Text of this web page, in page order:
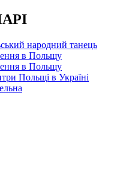
народний танець
в Польщу
в Польщу
Польщі в Україні